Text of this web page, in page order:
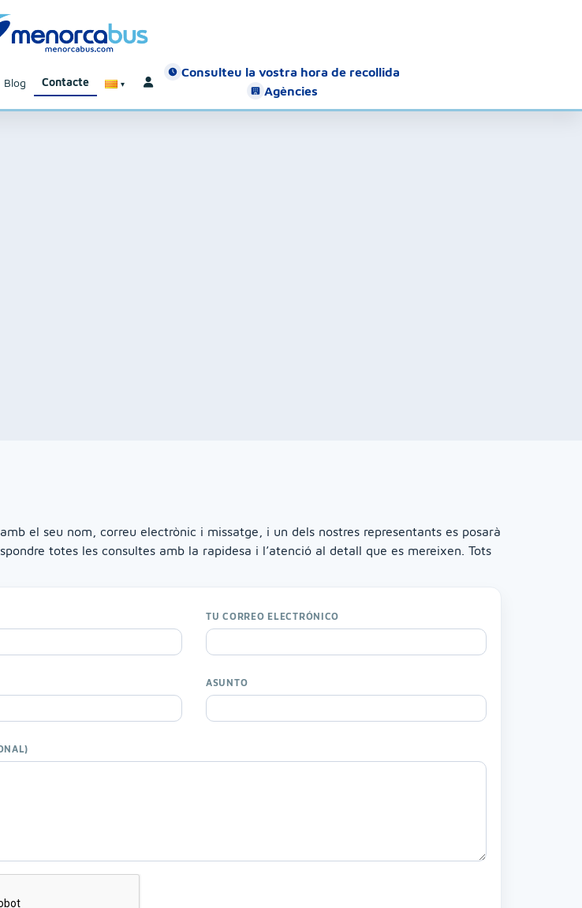
Blog Contacte
Consulteu la vostra hora de recollida
Agències
el seu nom, correu electrònic i missatge, i un dels nostres representants es posarà
totes les consultes amb la rapidesa i l’atenció al detall que es mereixen. Tots
TU CORREO ELECTRÓNICO
ASUNTO